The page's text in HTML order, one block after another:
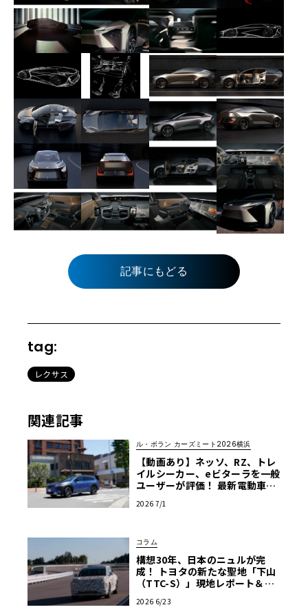
記事にもどる
tag:
レクサス
関連記事
ル・ボラン カーズミート2026横浜
【動画あり】ネッソ、RZ、トレ
イルシーカー、eビターラを一般
ユーザーが評価！ 最新電動車体
ーズミート2026横浜】
2026 7/1
コラム
構想30年、日本のニュルが完
成！ トヨタの新たな聖地「下山
（TTC-S）」現地レポート＆新
2026 6/23